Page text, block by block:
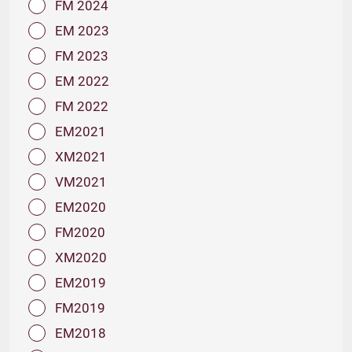
FM 2024
EM 2023
FM 2023
EM 2022
FM 2022
EM2021
XM2021
VM2021
EM2020
FM2020
XM2020
EM2019
FM2019
EM2018